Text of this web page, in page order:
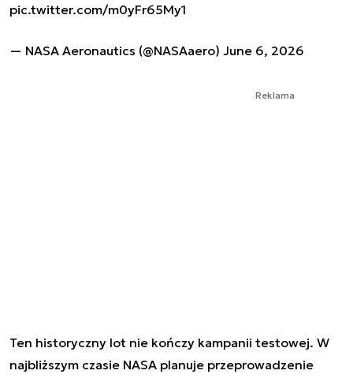
pic.twitter.com/m0yFr65My1
— NASA Aeronautics (@NASAaero) June 6, 2026
Reklama
Ten historyczny lot nie kończy kampanii testowej. W
najbliższym czasie NASA planuje przeprowadzenie